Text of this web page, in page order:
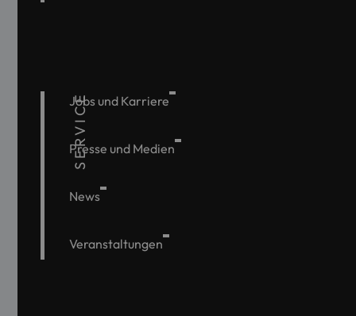
SERVICE
Jobs und Karriere
Presse und Medien
News
Veranstaltungen